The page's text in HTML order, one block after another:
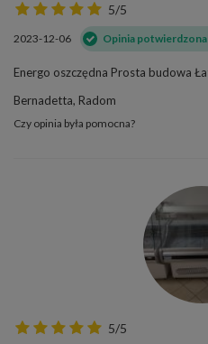
5/5
2023-12-06 Opinia
Energo oszczędna Prosta budowa
Bernadetta, Radom
Czy opinia była pomocna?
5/5